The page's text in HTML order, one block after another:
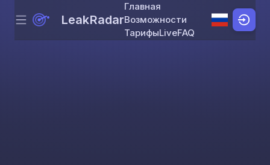
Skip to content
Menu LeakRadar
Главная
Возможности
ТарифыLiveFAQ